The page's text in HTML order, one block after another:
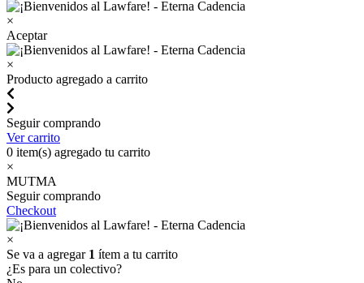
×
Aceptar
×
Producto agregado a carrito
Seguir comprando
Ver carrito
0 item(s) agregado tu carrito
×
MUTMA
Seguir comprando
Checkout
×
Se va a agregar 1 ítem a tu carrito
¿Es para un colectivo?